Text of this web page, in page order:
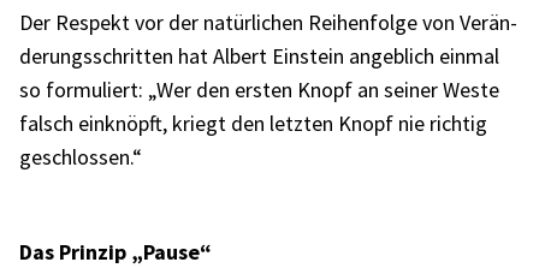
Der Respekt vor der natür­li­chen Reihen­folge von Verän­
de­rungs­schrit­ten hat Albert Einstein angeb­lich einmal
so formu­liert: „Wer den ersten Knopf an seiner Weste
falsch einknöpft, kriegt den letz­ten Knopf nie rich­tig
geschlos­sen.“
Das Prin­zip „Pause“